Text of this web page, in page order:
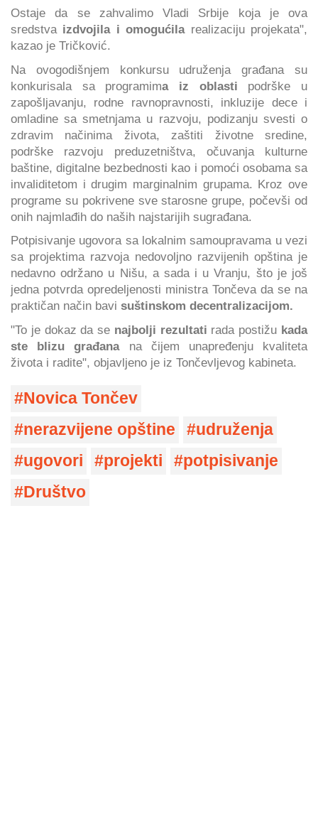
Ostaje da se zahvalimo Vladi Srbije koja je ova
sredstva izdvojila i omogućilarealizaciju projekata",
kazao je Tričković.
Na ovogodišnjem konkursu udruženja građana su
konkurisala sa programima iz oblasti podrške u
zapošljavanju, rodne ravnopravnosti, inkluzije dece i
omladine sa smetnjama u razvoju, podizanju svesti o
zdravim načinima života, zaštiti životne sredine,
podrške razvoju preduzetništva, očuvanja kulturne
baštine, digitalne bezbednosti kao i pomoći osobama sa
invaliditetom i drugim marginalnim grupama. Kroz ove
programe su pokrivene sve starosne grupe, počevši od
onih najmlađih do naših najstarijih sugrađana.
Potpisivanje ugovora sa lokalnim samoupravama u vezi
sa projektima razvoja nedovoljno razvijenih opština je
nedavno održano u Nišu, a sada i u Vranju, što je još
jedna potvrda opredeljenosti ministra Tončeva da se na
praktičan način bavi suštinskom decentralizacijom.
"To je dokaz da se najbolji rezultati rada postižu kada
ste blizu građanana čijem unapređenju kvaliteta
života i radite", objavljeno je iz Tončevljevog kabineta.
Novica Tončev
nerazvijene opštine
udruženja
ugovori
projekti
potpisivanje
Društvo